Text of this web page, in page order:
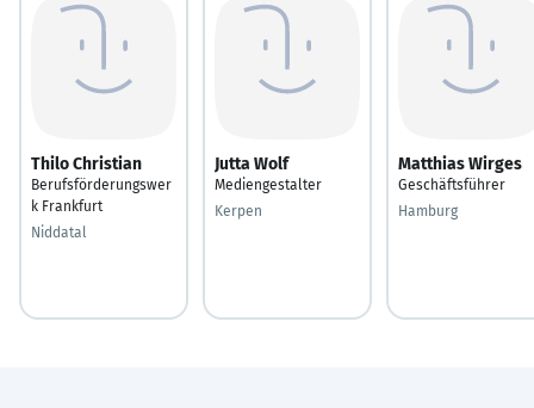
Thilo Christian
Berufsförderungswer
k Frankfurt
Niddatal
Jutta Wolf
Mediengestalter
Kerpen
Matthias Wirges
Geschäftsführer
Hamburg